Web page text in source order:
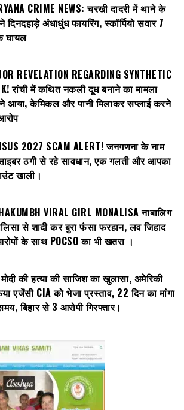
CRIME NEWS: चरखी दादरी में थाने के
दिनदहाड़े अंधाधुंध फायरिंग, स्कॉर्पियो सवार 7
घायल
REVELATION REGARDING SYNTHETIC
रांची में कथित नकली दूध बनाने का मामला
आया, केमिकल और पानी मिलाकर सप्लाई करने
2027 SCAM ALERT! जनगणना के नाम
ठगी से रहे सावधान, एक गलती और आपका
खाली।
VIRAL GIRL MONALISA नाबालिग
से शादी कर बुरा फंसा फरहान, लव जिहाद
के साथ POCSO का भी खतरा ।
की हत्या की साजिश का खुलासा, अमेरिकी
एजेंसी CIA को भेजा प्रस्ताव, 22 दिन का मांगा
बिहार से 3 आरोपी गिरफ्तार।